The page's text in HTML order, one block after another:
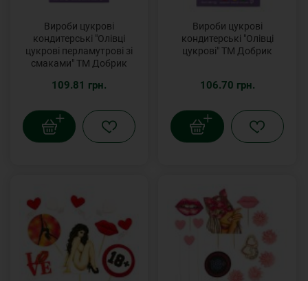
Вироби цукрові
кондитерські "Олівці
цукрові перламутрові зі
смаками" ТМ Добрик
109.81 грн.
Вироби цукрові
кондитерські "Олівці
цукрові" ТМ Добрик
106.70 грн.